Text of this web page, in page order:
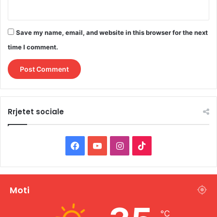
Save my name, email, and website in this browser for the next
time I comment.
Rrjetet sociale
a
o
I
n
i
Moti
℃